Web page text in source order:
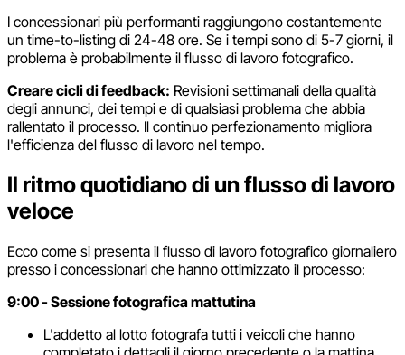
I concessionari più performanti raggiungono costantemente
un time-to-listing di 24-48 ore. Se i tempi sono di 5-7 giorni, il
problema è probabilmente il flusso di lavoro fotografico.
Creare cicli di feedback: Revisioni settimanali della qualità
degli annunci, dei tempi e di qualsiasi problema che abbia
rallentato il processo. Il continuo perfezionamento migliora
l'efficienza del flusso di lavoro nel tempo.
Il ritmo quotidiano di un flusso di lavoro
veloce
Ecco come si presenta il flusso di lavoro fotografico giornaliero
presso i concessionari che hanno ottimizzato il processo:
9:00 - Sessione fotografica mattutina
L'addetto al lotto fotografa tutti i veicoli che hanno